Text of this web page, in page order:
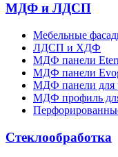
МДФ и ЛДСП
Мебельные
ЛДСП и ХДФ
МДФ панели
МДФ панели
МДФ панели для
МДФ профиль
Стеклообработка